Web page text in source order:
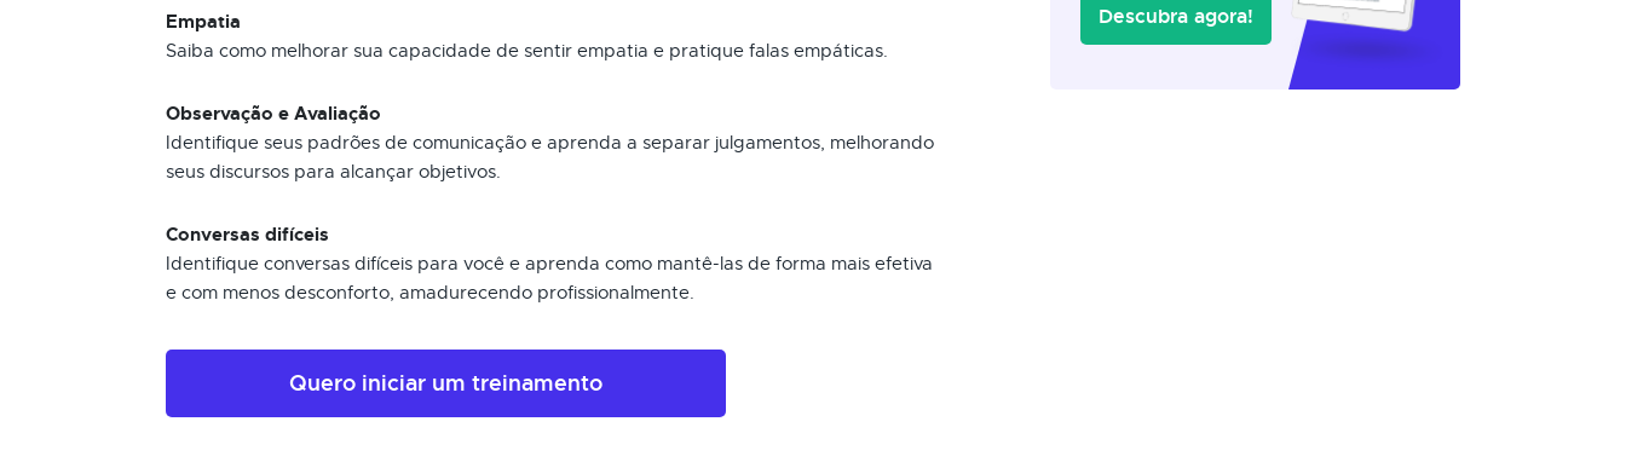
Empatia
Saiba como melhorar sua capacidade de sentir empatia e pratique falas empáticas.
Observação e Avaliação
Identifique seus padrões de comunicação e aprenda a separar julgamentos, melhorando
seus discursos para alcançar objetivos.
Conversas difíceis
Identifique conversas difíceis para você e aprenda como mantê-las de forma mais efetiva
e com menos desconforto, amadurecendo profissionalmente.
Quero iniciar um treinamento
Descubra agora!